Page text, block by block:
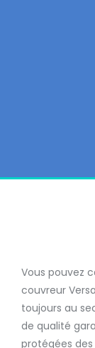
Vous pouvez
couvreur
toujours au
de qualité
protégées